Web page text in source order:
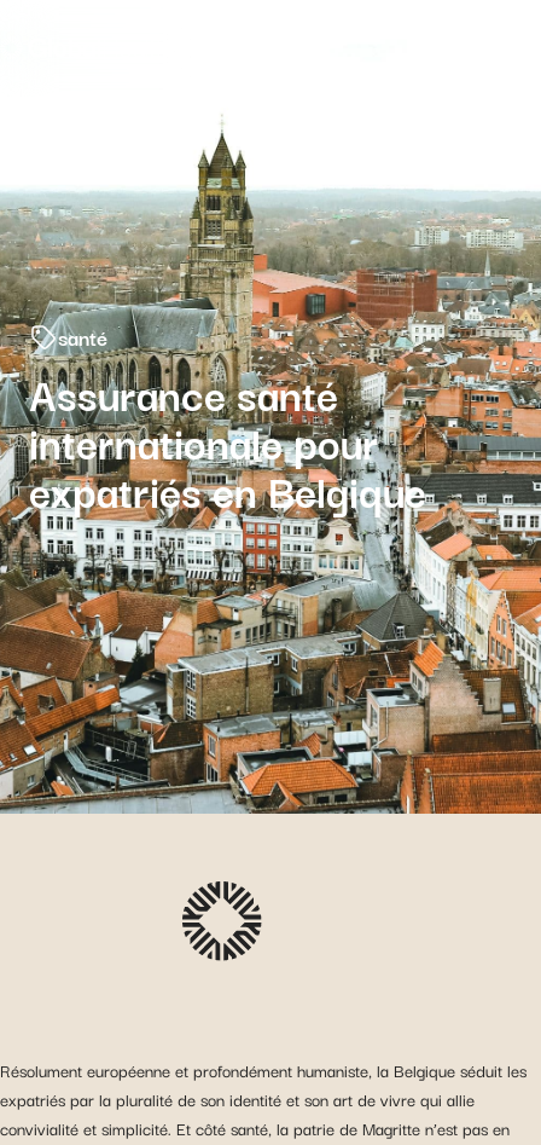
santé
Assurance santé
internationale pour
expatriés en Belgique
Résolument européenne et profondément humaniste, la Belgique séduit les
expatriés par la pluralité de son identité et son art de vivre qui allie
convivialité et simplicité. Et côté santé, la patrie de Magritte n’est pas en